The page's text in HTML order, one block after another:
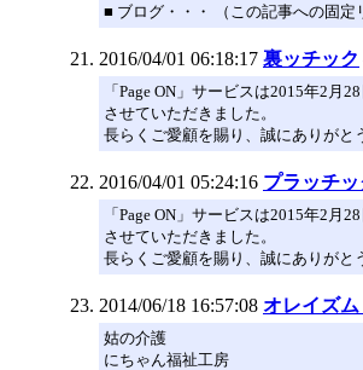
■ ブログ・・・ （この記事への固定
2016/04/01 06:18:17 裏ッチック
「Page ON」サービスは2015年2月
させていただきました。
長らくご愛顧を賜り、誠にありがと
2016/04/01 05:24:16 プラッチッ
「Page ON」サービスは2015年2月
させていただきました。
長らくご愛顧を賜り、誠にありがと
2014/06/18 16:57:08 オレイズム
姑の介護
にちゃん福祉工房